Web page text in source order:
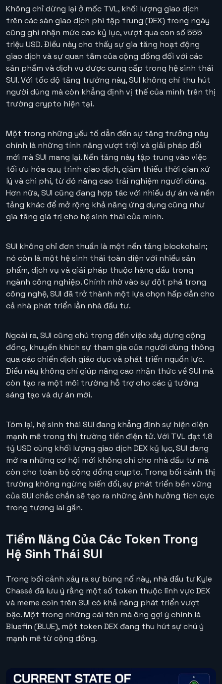
Không chỉ dừng lại ở mốc TVL, khối lượng giao dịch
trên các sàn giao dịch phi tập trung (DEX) trong ngày
cũng ghi nhận mức cao kỷ lục, vượt qua con số 555
triệu USD. Điều này cho thấy sự gia tăng hoạt động
giao dịch và sự quan tâm của cộng đồng đối với các
sản phẩm và dịch vụ được cung cấp trong hệ sinh thái
SUI. Với tốc độ tăng trưởng này, SUI không chỉ thu hút
người dùng mà còn khẳng định vị thế của mình trên thị
trường crypto hiện tại.
Một trong những yếu tố dẫn đến sự tăng trưởng này
chính là những tính năng vượt trội và giải pháp đổi
mới mà SUI mang lại. Nền tảng này tập trung vào việc
tối ưu hóa quy trình giao dịch, giảm thiểu thời gian xử
lý và chi phí, từ đó nâng cao trải nghiệm người dùng.
Hơn nữa, SUI cũng đang hợp tác với nhiều dự án và nền
tảng khác để mở rộng khả năng ứng dụng cũng như
gia tăng giá trị cho hệ sinh thái của mình.
SUI không chỉ đơn thuần là một nền tảng blockchain;
nó còn là một hệ sinh thái toàn diện với nhiều sản
phẩm, dịch vụ và giải pháp thuộc hàng đầu trong
ngành công nghiệp. Chính nhờ vào sự đột phá trong
công nghệ, SUI đã trở thành một lựa chọn hấp dẫn cho
cả nhà phát triển lẫn nhà đầu tư.
Ngoài ra, SUI cũng chú trọng đến việc xây dựng cộng
đồng, khuyến khích sự tham gia của người dùng thông
qua các chiến dịch giáo dục và phát triển nguồn lực.
Điều này không chỉ giúp nâng cao nhận thức về SUI mà
còn tạo ra một môi trường hỗ trợ cho các ý tưởng
sáng tạo và dự án mới.
Tóm lại, hệ sinh thái SUI đang khẳng định sự hiện diện
mạnh mẽ trong thị trường tiền điện tử. Với TVL đạt 1.8
tỷ USD cùng khối lượng giao dịch DEX kỷ lục, SUI đang
mở ra những cơ hội mới không chỉ cho nhà đầu tư mà
còn cho toàn bộ cộng đồng crypto. Trong bối cảnh thị
trường không ngừng biến đổi, sự phát triển bền vững
của SUI chắc chắn sẽ tạo ra những ảnh hưởng tích cực
trong tương lai gần.
Tiềm Năng Của Các Token Trong
Hệ Sinh Thái SUI
Trong bối cảnh xảy ra sự bùng nổ này, nhà đầu tư Kyle
Chassé đã lưu ý rằng một số token thuộc lĩnh vực DEX
và meme coin trên SUI có khả năng phát triển vượt
bậc. Một trong những cái tên mà ông gợi ý chính là
Bluefin (BLUE), một token DEX đang thu hút sự chú ý
mạnh mẽ từ cộng đồng.